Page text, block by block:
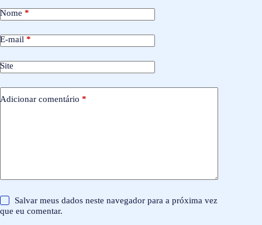
Nome *
E-mail *
Site
Adicionar comentário *
Salvar meus dados neste navegador para a próxima vez
que eu comentar.